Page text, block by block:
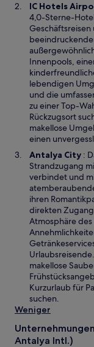
e
u
e
n
F
e
n
s
t
e
r
g
e
ö
f
f
n
e
t
IC Hotels
4,0-Sterne-
Innenpools,
lebendigen
und die
zu einer Top-
Rückzugsort
makellose
einen
Antalya City W
i
r
d
i
n
e
i
n
e
m
n
e
F
:
Strandzugang
verbindet und
ihren
direkten
Atmosphäre
makellose
Kurzurlaub für
suchen.
Weniger
Antalya Intl.)